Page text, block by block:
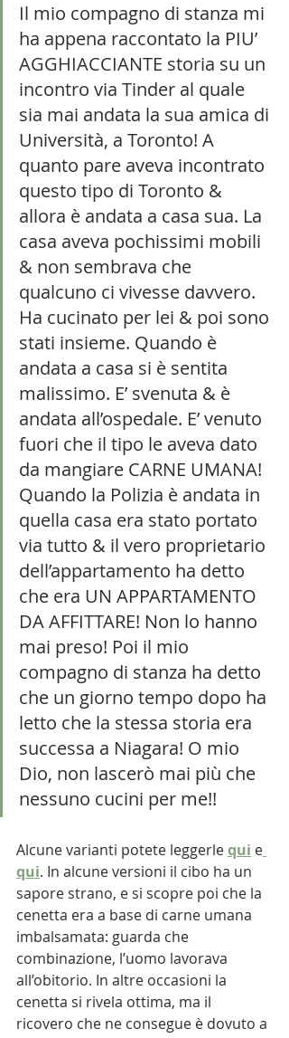
Il mio compagno di stanza mi
ha appena raccontato la PIU’
AGGHIACCIANTE storia su un
incontro via Tinder al quale
sia mai andata la sua amica di
Università, a Toronto! A
quanto pare aveva incontrato
questo tipo di Toronto &
allora è andata a casa sua. La
casa aveva pochissimi mobili
& non sembrava che
qualcuno ci vivesse davvero.
Ha cucinato per lei & poi sono
stati insieme. Quando è
andata a casa si è sentita
malissimo. E’ svenuta & è
andata all’ospedale. E’ venuto
fuori che il tipo le aveva dato
da mangiare CARNE UMANA!
Quando la Polizia è andata in
quella casa era stato portato
via tutto & il vero proprietario
dell’appartamento ha detto
che era UN APPARTAMENTO
DA AFFITTARE! Non lo hanno
mai preso! Poi il mio
compagno di stanza ha detto
che un giorno tempo dopo ha
letto che la stessa storia era
successa a Niagara! O mio
Dio, non lascerò mai più che
nessuno cucini per me!!
Alcune varianti potete leggerle qui e
qui. In alcune versioni il cibo ha un
sapore strano, e si scopre poi che la
cenetta era a base di carne umana
imbalsamata: guarda che
combinazione, l’uomo lavorava
all’obitorio. In altre occasioni la
cenetta si rivela ottima, ma il
ricovero che ne consegue è dovuto a